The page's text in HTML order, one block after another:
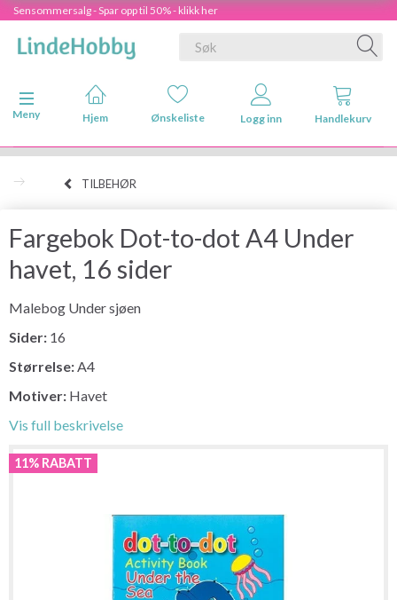
Sensommersalg - Spar opp til 50% - klikk her
Veksle navigasjon
Meny
Hjem Ønskeliste Logg inn Handlekurv
TILBEHØR
Fargebok Dot-to-dot A4 Under
havet, 16 sider
Malebog Under sjøen
Sider: 16
Størrelse: A4
Motiver: Havet
Vis full beskrivelse
11% RABATT